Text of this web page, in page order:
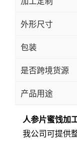
外形尺寸
包装
是否跨境货源
产品用途
人参片蜜饯加
我公司可提供